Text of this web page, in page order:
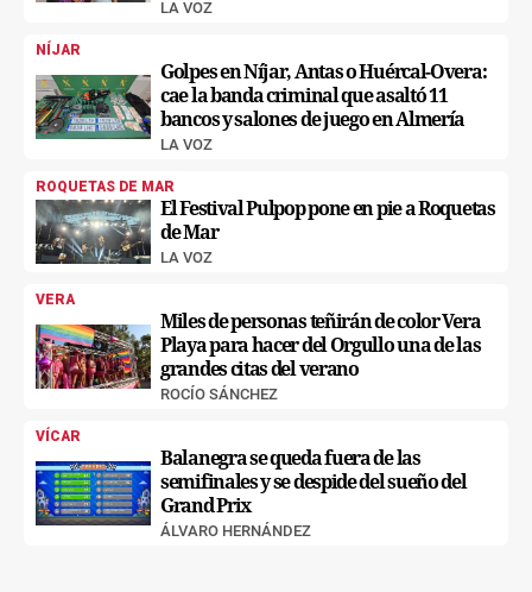
LA VOZ
NÍJAR
Golpes en Níjar, Antas o Huércal-Overa:
cae la banda criminal que asaltó 11
bancos y salones de juego en Almería
LA VOZ
ROQUETAS DE MAR
El Festival Pulpop pone en pie a Roquetas
de Mar
LA VOZ
VERA
Miles de personas teñirán de color Vera
Playa para hacer del Orgullo una de las
grandes citas del verano
ROCÍO SÁNCHEZ
VÍCAR
Balanegra se queda fuera de las
semifinales y se despide del sueño del
Grand Prix
ÁLVARO HERNÁNDEZ